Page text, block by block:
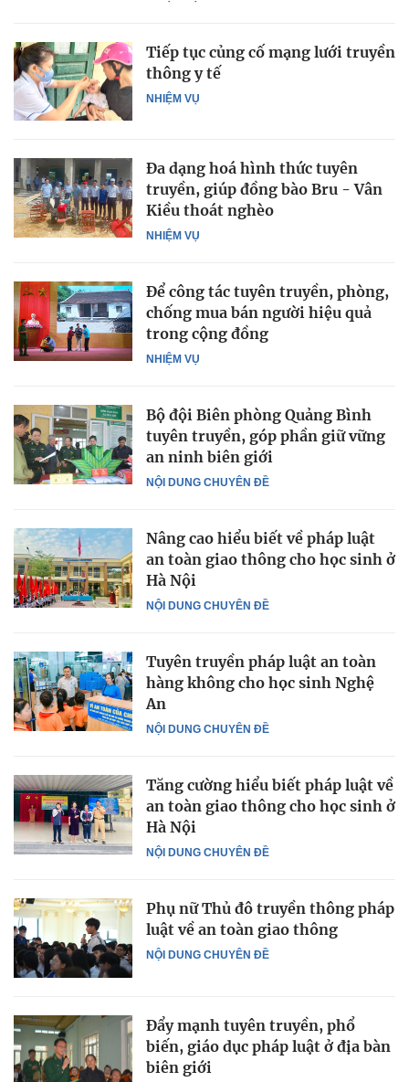
NHIỆM VỤ
Tiếp tục củng cố mạng lưới truyền
thông y tế
NHIỆM VỤ
Đa dạng hoá hình thức tuyên
truyền, giúp đồng bào Bru - Vân
Kiều thoát nghèo
NHIỆM VỤ
Để công tác tuyên truyền, phòng,
chống mua bán người hiệu quả
trong cộng đồng
NỘI DUNG CHUYÊN ĐỀ
Bộ đội Biên phòng Quảng Bình
tuyên truyền, góp phần giữ vững
an ninh biên giới
NỘI DUNG CHUYÊN ĐỀ
Nâng cao hiểu biết về pháp luật
an toàn giao thông cho học sinh ở
Hà Nội
NỘI DUNG CHUYÊN ĐỀ
Tuyên truyền pháp luật an toàn
hàng không cho học sinh Nghệ
An
NỘI DUNG CHUYÊN ĐỀ
Tăng cường hiểu biết pháp luật về
an toàn giao thông cho học sinh ở
Hà Nội
NỘI DUNG CHUYÊN ĐỀ
Phụ nữ Thủ đô truyền thông pháp
luật về an toàn giao thông
Đẩy mạnh tuyên truyền, phổ
biến, giáo dục pháp luật ở địa bàn
biên giới